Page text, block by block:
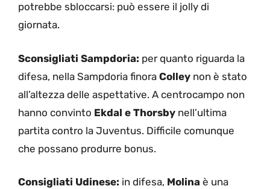
potrebbe sbloccarsi: può essere il jolly di
giornata.
Sconsigliati Sampdoria: per quanto riguarda la
difesa, nella Sampdoria finora Colley non è stato
all’altezza delle aspettative. A centrocampo non
hanno convinto Ekdal e Thorsby nell’ultima
partita contro la Juventus. Difficile comunque
che possano produrre bonus.
Consigliati Udinese: in difesa, Molina è una